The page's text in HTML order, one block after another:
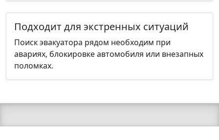
Подходит для экстренных ситуаций
Поиск эвакуатора рядом необходим при
авариях, блокировке автомобиля или внезапных
поломках.